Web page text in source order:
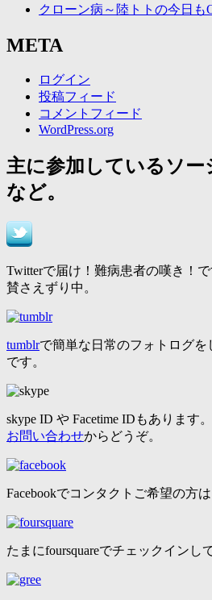
クローン病～陸トトの今日も
META
ログイン
投稿フィード
コメントフィード
WordPress.org
主に参加しているソ
など。
Twitterで届け！難病患者の嘆き！で
賛さえずり中。
tumblrで簡単な日常のフォトログ
です。
skype ID や Facetime IDもあります
お問い合わせからどうぞ。
Facebookでコンタクトご希望の方は
たまにfoursquareでチェックインし